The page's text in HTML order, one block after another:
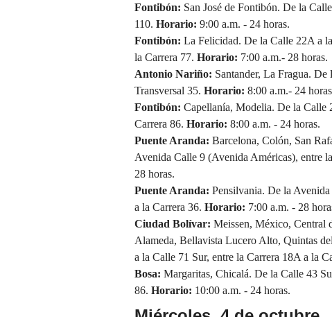
Fontibón: San José de Fontibón. De la
110. Horario: 9:00 a.m. - 24 horas.
Fontibón: La Felicidad. De la Calle 22A a
la Carrera 77. Horario: 7:00 a.m.- 28 horas.
Antonio Nariño: Santander, La Fragua.
Transversal 35. Horario: 8:00 a.m.- 24
Fontibón: Capellanía, Modelia. De la Calle
Carrera 86. Horario: 8:00 a.m. - 24 horas.
Puente Aranda: Barcelona, Colón, San
Avenida Calle 9 (Avenida Américas), entre
28 horas.
Puente Aranda: Pensilvania. De la
a la Carrera 36. Horario: 7:00 a.m. - 28
Ciudad Bolívar: Meissen, México, Central
Alameda, Bellavista Lucero Alto, Quintas
a la Calle 71 Sur, entre la Carrera 18A a la
Bosa: Margaritas, Chicalá. De la Calle 43
86. Horario: 10:00 a.m. - 24 horas.